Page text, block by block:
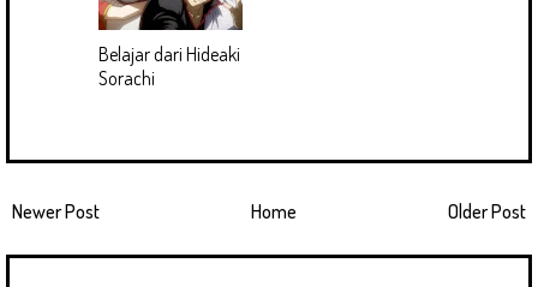
Belajar dari Hideaki
Sorachi
Newer Post Older Post
Home